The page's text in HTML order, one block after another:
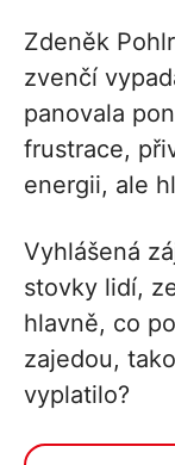
Zdeněk
zvenčí
panovala
frustrace,
energii, ale
Vyhlášená
stovky lidí,
hlavně, co
zajedou,
vyplatilo?